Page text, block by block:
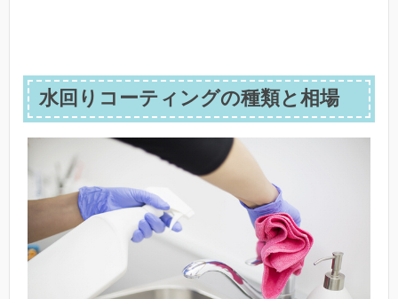
水回りコーティングの種類と相場